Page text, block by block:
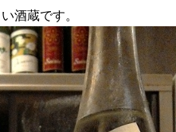
酒蔵です。